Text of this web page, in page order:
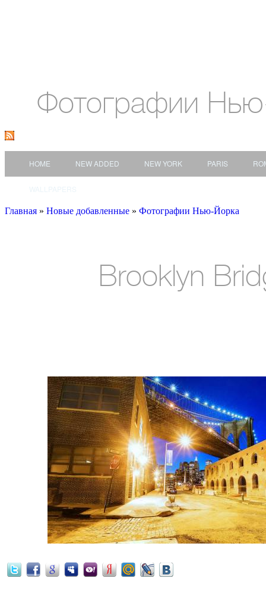
Фотографии
HOME NEW ADDED NEW YORK PARIS
Главная » Новые добавленные » Фотографии Нью-Йорка
Brooklyn